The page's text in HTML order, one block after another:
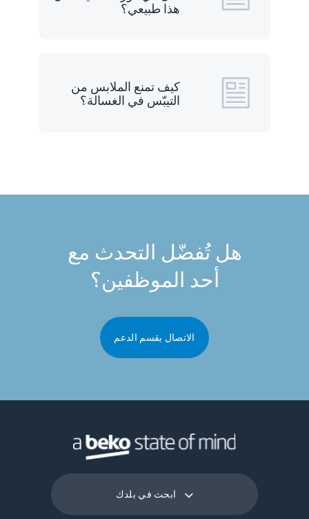
هذا طبيعي؟
كيف تمنع الملابس من
التيبّس في الغسالة؟
هل تُفضّل التحدث مع
أحد الموظفين؟
الاتصال بقسم الدعم
ابحث في بلدك